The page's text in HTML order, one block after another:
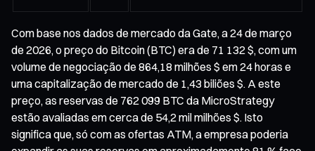
Com base nos dados de mercado da Gate, a 24 de março
de 2026, o preço do Bitcoin (BTC) era de 71 132 $, com um
volume de negociação de 864,18 milhões $ em 24 horas e
uma capitalização de mercado de 1,43 biliões $. A este
preço, as reservas de 762 099 BTC da MicroStrategy
estão avaliadas em cerca de 54,2 mil milhões $. Isto
significa que, só com as ofertas ATM, a empresa poderia